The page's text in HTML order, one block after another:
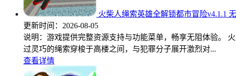
火柴人绳索英雄全解锁都市冒险v4.1.1
更新时间： 2026-08-05
说明：游戏提供完整资源支持与功能菜单，畅享无阻体验。
过灵巧的绳索穿梭于高楼之间，与犯罪分子展开激烈对...
查看详情